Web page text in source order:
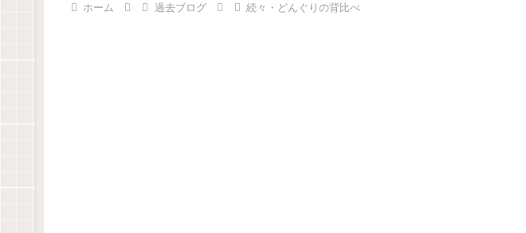
ホーム 過去ブログ 続々・どんぐりの背比べ